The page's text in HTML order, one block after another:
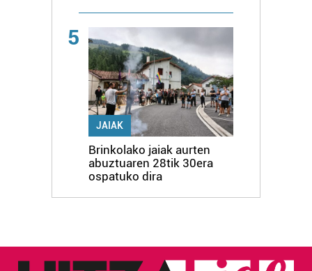
5
JAIAK
Brinkolako jaiak aurten
abuztuaren 28tik 30era
ospatuko dira